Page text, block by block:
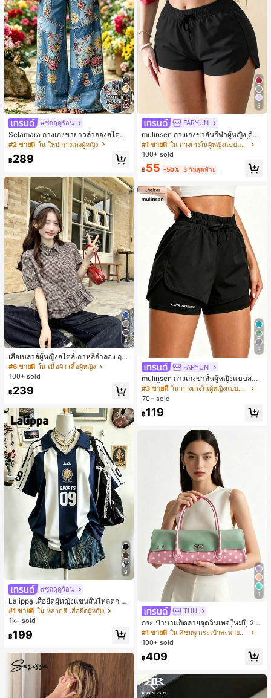
22
#ชุดฤดูร้อน
Selamara กางเกงขายาวลำลองสไตล์โ
บฮีเมียนสำหรับพักผ่อน สีกากี ผิวสัมผัส
มีเท็กซ์เจอร์ เอวสูงทรงหลวม เอวยางยืด
พร้อมเชือกรูด ทรงขาตรงทิ้งตัว ขากว้า
ดินทาง
#2 ขายดี ใน ใหม่ กางเกงผู้หญิง
฿289
4
เสื้อเบลาส์ผู้หญิงสไตล์เกาหลีลำลอง ฤดู
ใบไม้ผลิ/ฤดูร้อนใหม่ ชายระบาย ชิคแล
ะหรูหรา
#6 ขายดี ใน เนื้อผ้า เสื้อผู้หญิง
100+ sold
฿239
9
#ชุดฤดูร้อน
Lalippa เสื้อยืดผู้หญิงแขนสั้นไหล่ตก ค
อวีปกเสื้อ ลายพิมพ์ดิจิทัลลายทาง สไตล์
สปอร์ตแฟชั่นมินิมอล ของขวัญสำหรับเ
#1 ขายดี ใน หลากสี เสื้อยืดผู้หญิง
1k+ sold
฿199
5
FARYUN
mulinsen กางเกงขาสั้นกีฬาผู้หญิง ดีไซ
น์ปลายเปิด เอวยืดหยุ่น กางเกงขาสั้น
ลำลองกีฬาฤดูร้อน ความยาว 3/4
#1 ขายดี
ใน กางเกงในผู้หญิงแบบแอคทีฟ
100+ sold
฿55 -50% 3 วันสุดท้าย
5
FARYUN
mulinsen กางเกงขาสั้นผู้หญิงแบบสบา
ยๆ สีพื้น หลวม อเนกประสงค์ กางเกงขา
สั้นกีฬา 2-In-1 สำหรับวิ่ง ฟิตเนส และก
ารฝึกซ้อมกีฬาในฤดูร้อน
#3 ขายดี
ใน กางเกงในผู้หญิงแบบแอคทีฟ
70+ sold
฿119
4
TUU
กระเป๋าบาแก็ตลายจุดวินเทจใหม่ปี 20
26 สำหรับผู้หญิง กระเป๋าเจลลี่แฟชั่นสไ
ตล์หวาน ความจุขนาดใหญ่ กระเป๋าสะ
#1 ขายดี
ใน สีชมพู กระเป๋าสะพายผู้หญิง
100+ sold
฿409